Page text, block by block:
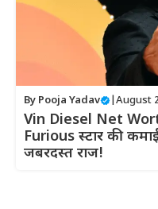
By Pooja Yadav August
Vin Diesel Net
Furious स्टार की
जबरदस्त राज!